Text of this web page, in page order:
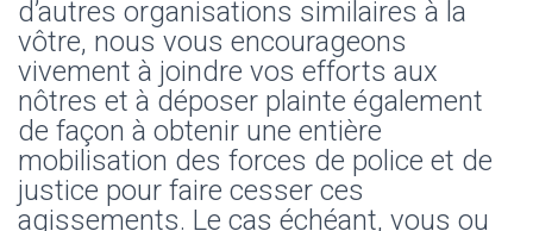
d’autres organisations similaires à la
vôtre, nous vous encourageons
vivement à joindre vos efforts aux
nôtres et à déposer plainte également
de façon à obtenir une entière
mobilisation des forces de police et de
justice pour faire cesser ces
agissements. Le cas échéant, vous ou